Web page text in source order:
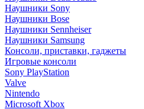
Наушники Sony
Наушники Bose
Наушники Sennheiser
Наушники Samsung
Консоли, приставки, гаджеты
Игровые консоли
Sony PlayStation
Valve
Nintendo
Microsoft Xbox